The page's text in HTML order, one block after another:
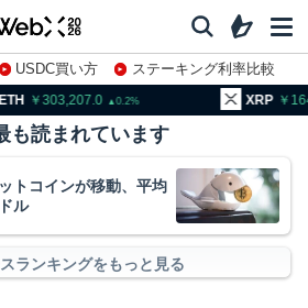
USDC買い方
ステーキング利率比較
XRP 164.41
も読まれています
トコインが移動、平均
ル
ランキングをもっと見る